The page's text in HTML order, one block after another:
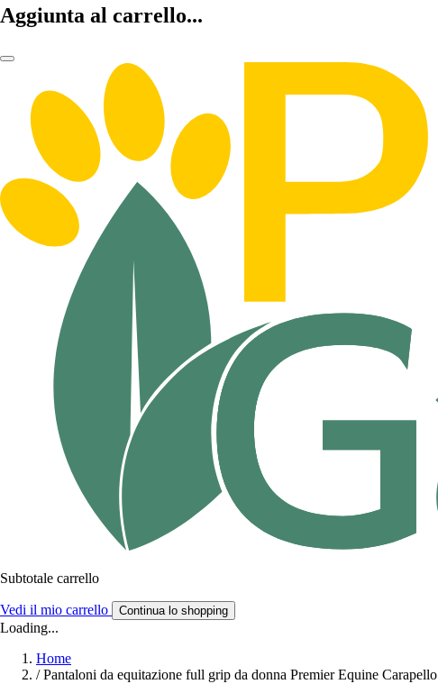
Aggiunta al carrello...
Subtotale carrello
Vedi il mio carrello Continua lo shopping
Loading...
Home
/ Pantaloni da equitazione full grip da donna Premier Equine Carapello